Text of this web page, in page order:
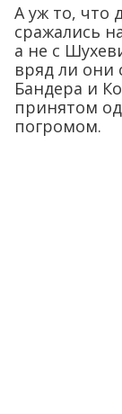
А уж то, что
сражались
а не с
вряд ли они
Бандера и
принятом
погромом.